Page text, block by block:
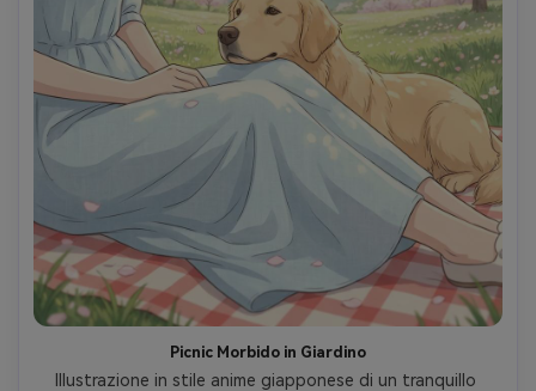
Picnic Morbido in Giardino
Illustrazione in stile anime giapponese di un tranquillo